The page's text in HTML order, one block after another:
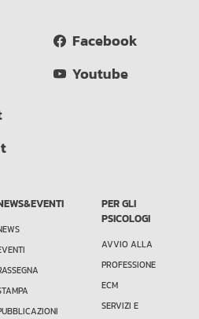
Facebook
Youtube
PER GLI
PSICOLOGI
AVVIO ALLA
PROFESSIONE
ECM
SERVIZI E